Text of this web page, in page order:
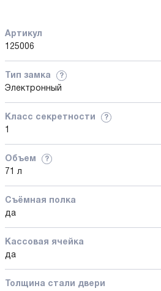
Артикул
125006
Тип замка ?
Электронный
Класс секретности ?
1
Объем ?
71 л
Съёмная полка
да
Кассовая ячейка
да
Толщина стали двери